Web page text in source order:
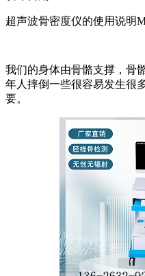
超声波骨密度仪的使用说明
我们的身体由骨骼支撑，骨
年人摔倒一些很容易发生很
要。